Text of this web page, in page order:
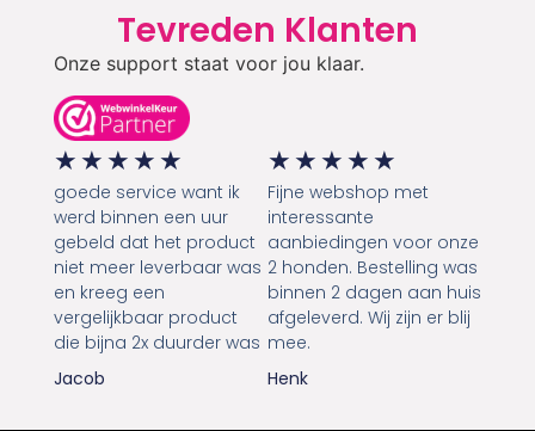
Tevreden Klanten
Onze support staat voor jou klaar.
★ ★ ★ ★ ★
goede service want ik
werd binnen een uur
gebeld dat het product
niet meer leverbaar was
en kreeg een
vergelijkbaar product
die bijna 2x duurder was
Jacob
★ ★ ★ ★ ★
Fijne webshop met
interessante
aanbiedingen voor onze
2 honden. Bestelling was
binnen 2 dagen aan huis
afgeleverd. Wij zijn er blij
mee.
Henk